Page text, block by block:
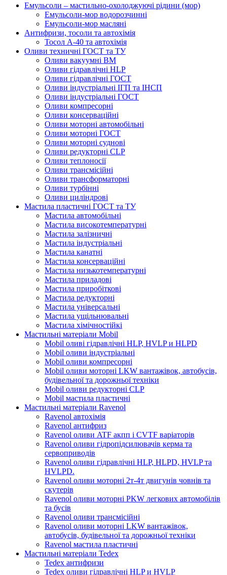
Емульсоли – мастильно-охолоджуючі рідини (мор)
Емульсоли-мор водорозчинні
Емульсоли-мор масляні
Антифризи, тосоли та автохімія
Тосол А-40 та автохімія
Оливи техничні ГОСТ та ТУ
Оливи вакуумні ВМ
Оливи гідравлічні HLP
Оливи гідравлічні ГОСТ
Оливи індустріальні ІГП та ІНСП
Оливи індустріальні ГОСТ
Оливи компресорні
Оливи консерваційні
Оливи моторні автомобільні
Оливи моторні ГОСТ
Оливи моторні суднові
Оливи редукторні CLP
Оливи теплоносії
Оливи трансмісійні
Оливи трансформаторні
Оливи турбінні
Оливи циліндрові
Мастила пластичні ГОСТ та ТУ
Мастила автомобільні
Мастила високотемпературні
Мастила залізничні
Мастила індустріальні
Мастила канатні
Мастила консерваційні
Мастила низькотемпературні
Мастила приладові
Мастила приробіткові
Мастила редукторні
Мастила універсальні
Мастила ущільнювальні
Мастила хімічностійкі
Мастильні матеріали Mobil
Mobil оливі гідравлічні HLP, HVLP и HLPD
Mobil оливи індустріальні
Mobil оливи компресорні
Mobil оливи моторні LKW вантажівок, автобусів,
будівельної та дорожньої техніки
Mobil оливи редукторні CLP
Mobil мастила пластичні
Мастильні матеріали Ravenol
Ravenol автохімія
Ravenol антифриз
Ravenol оливи ATF акпп і CVTF варіаторів
Ravenol оливи гідропідсилювачів керма та
сервоприводів
Ravenol оливи гідравлічні HLP, HLPD, HVLP та
HVLPD.
Ravenol оливи моторні 2т-4т двигунів човнів та
скутерів
Ravenol оливи моторні PKW легкових автомобілів
та бусів
Ravenol оливи трансмісійні
Ravenol оливи моторні LKW вантажівок,
автобусів, будівельної та дорожньої техніки
Ravenol мастила пластичні
Мастильні матеріали Tedex
Tedex антифризи
Tedex оливи гідравлічні HLP и HVLP